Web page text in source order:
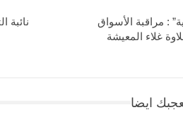
نائبة
: مراقبة الأسواق
غلاء المعيشة
ايضا